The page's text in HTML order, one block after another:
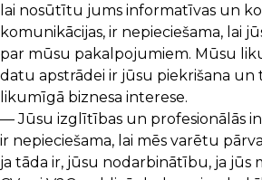
lai nosūtītu jums informatīvas un
komunikācijas, ir nepieciešama, lai
par mūsu pakalpojumiem. Mūsu
datu apstrādei ir jūsu piekrišana un
likumīgā biznesa interese.
— Jūsu izglītības un profesionālās
ir nepieciešama, lai mēs varētu
ja tāda ir, jūsu nodarbinātību, ja jūs